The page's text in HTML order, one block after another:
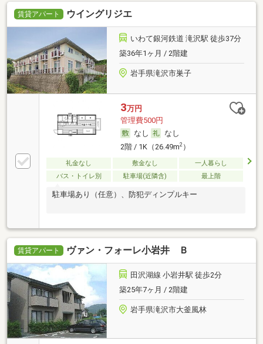
賃貸アパート ウイングリジエ
いわて銀河鉄道 滝沢駅 徒歩37分
築36年1ヶ月 / 2階建
岩手県滝沢市巣子
3万円
管理費500円
なし
なし
2階 / 1K（26.49m2）
礼金なし 敷金なし
一人暮らし
バス・トイレ別
駐車場(近隣含) 最上階
駐車場あり（任意）、防犯ディンプルキー
賃貸アパート ヴァン・フォーレ小岩井 Ｂ
田沢湖線 小岩井駅 徒歩2分
築25年7ヶ月 / 2階建
岩手県滝沢市大釜風林